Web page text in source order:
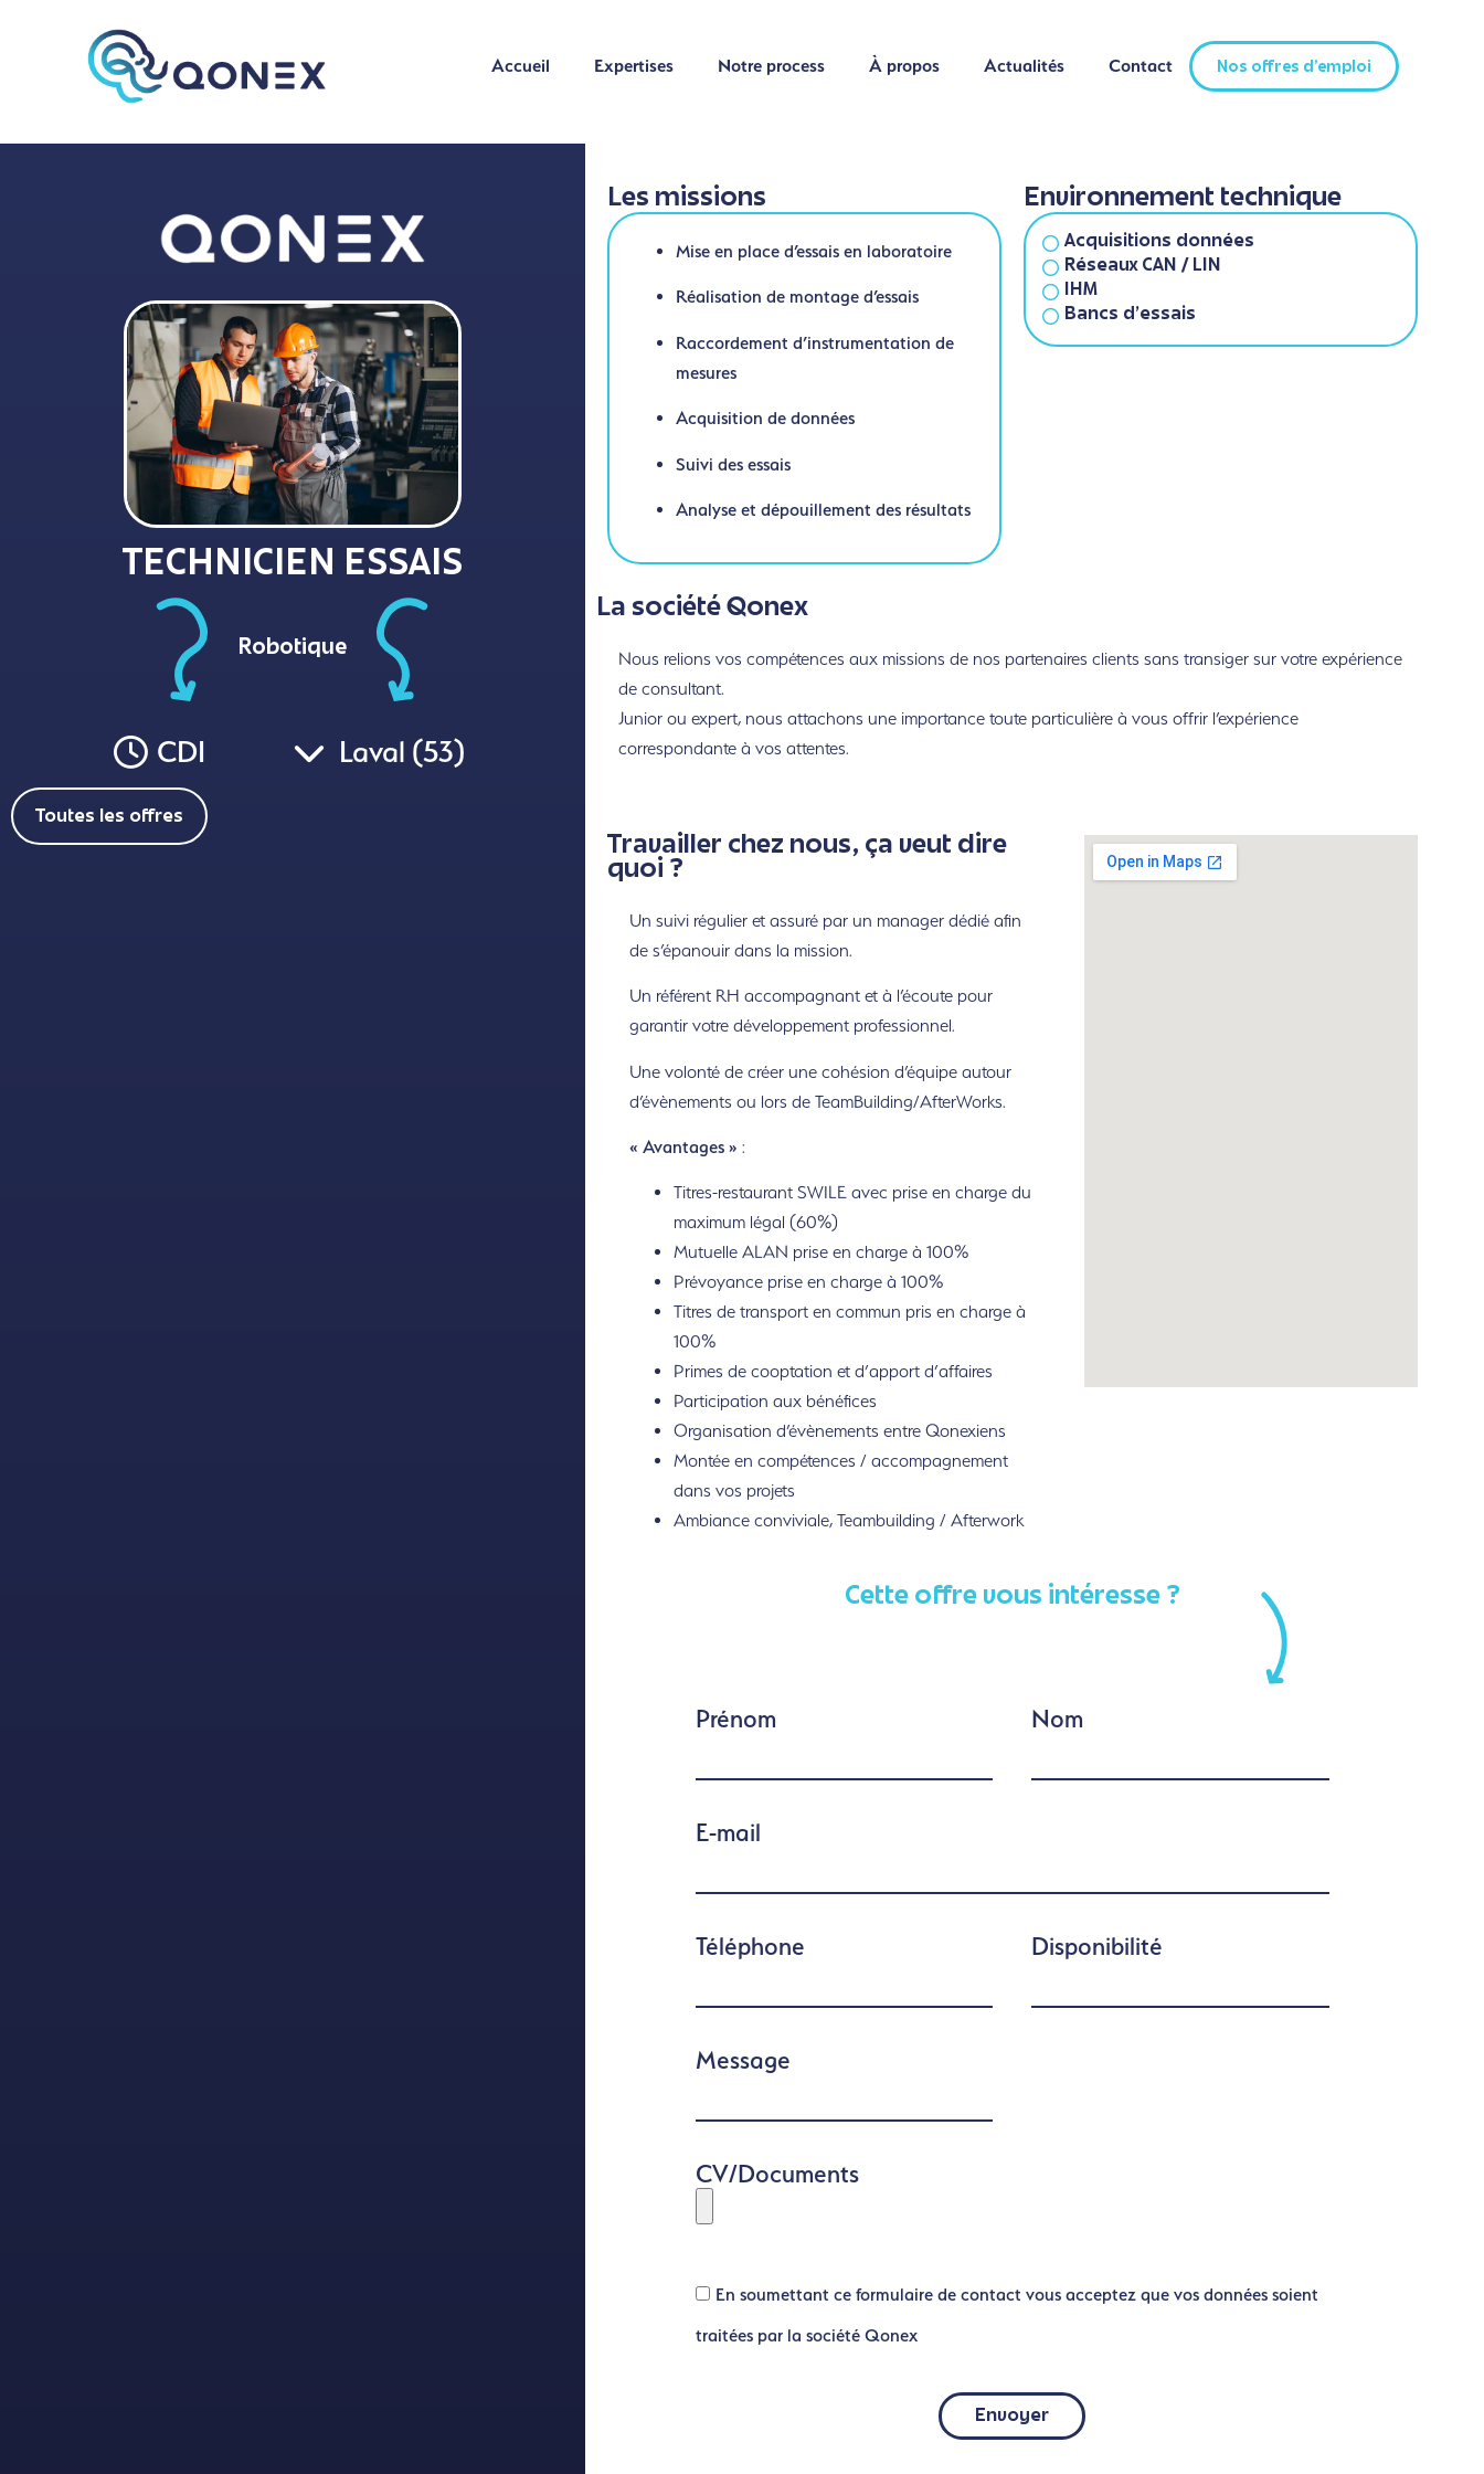
Accueil Expertises Notre process À propos Actualités Contact Nos offres d'emploi
Accueil Expertises Notre process À propos Actualités Contact Nos offres d'emploi
TECHNICIEN ESSAIS
Robotique
CDI Laval (53)
Toutes les offres
Les missions
Mise en place d’essais en laboratoire
Réalisation de montage d’essais
Raccordement d’instrumentation de
mesures
Acquisition de données
Suivi des essais
Analyse et dépouillement des résultats
Environnement technique
Acquisitions données
Réseaux CAN / LIN
IHM
Bancs d'essais
La société Qonex
Nous relions vos compétences aux missions de nos partenaires clients sans transiger sur votre expérience
de consultant.
Junior ou expert, nous attachons une importance toute particulière à vous offrir l’expérience
correspondante à vos attentes.
Travailler chez nous, ça veut dire
quoi ?
Un suivi régulier et assuré par un manager dédié afin
de s’épanouir dans la mission.
Un référent RH accompagnant et à l’écoute pour
garantir votre développement professionnel.
Une volonté de créer une cohésion d’équipe autour
d’évènements ou lors de TeamBuilding/AfterWorks.
« Avantages » :
Titres-restaurant SWILE avec prise en charge du
maximum légal (60%)
Mutuelle ALAN prise en charge à 100%
Prévoyance prise en charge à 100%
Titres de transport en commun pris en charge à
100%
Primes de cooptation et d’apport d’affaires
Participation aux bénéfices
Organisation d’évènements entre Qonexiens
Montée en compétences / accompagnement
dans vos projets
Ambiance conviviale, Teambuilding / Afterwork
Cette offre vous intéresse ?
Prénom Nom
E-mail
Téléphone Disponibilité
Message
CV/Documents
En soumettant ce formulaire de contact vous acceptez que vos données soient
traitées par la société Qonex
Envoyer